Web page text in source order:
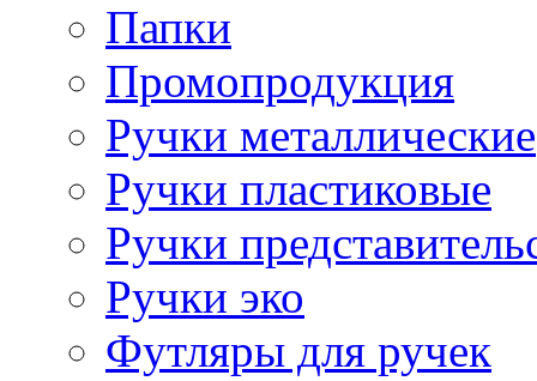
Папки
Промопродукция
Ручки металлические
Ручки пластиковые
Ручки
Ручки эко
Футляры для ручек